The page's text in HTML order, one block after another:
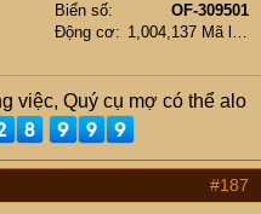
Biển số
OF-309501
Động cơ
1,004,137 Mã lực
việc, Quý cụ mợ có thể alo
#187